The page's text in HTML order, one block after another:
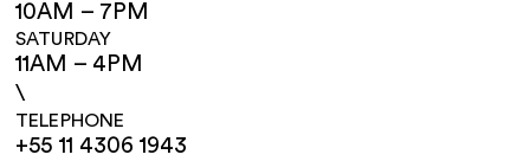
10AM – 7PM
SATURDAY
11AM – 4PM
\
TELEPHONE
+55 11 4306 1943